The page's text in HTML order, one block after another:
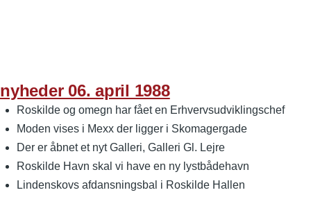
nyheder 06. april 1988
Roskilde og omegn har fået en Erhvervsudviklingschef
Moden vises i Mexx der ligger i Skomagergade
Der er åbnet et nyt Galleri, Galleri Gl. Lejre
Roskilde Havn skal vi have en ny lystbådehavn
Lindenskovs afdansningsbal i Roskilde Hallen